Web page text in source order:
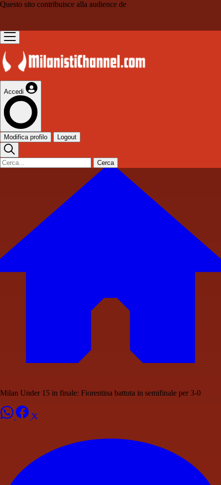
Questo sito contribuisce alla audience de
Accedi
Modifica profilo Logout
Cerca
Milan Under 15 in finale: Fiorentina battuta in semifinale per 3-0